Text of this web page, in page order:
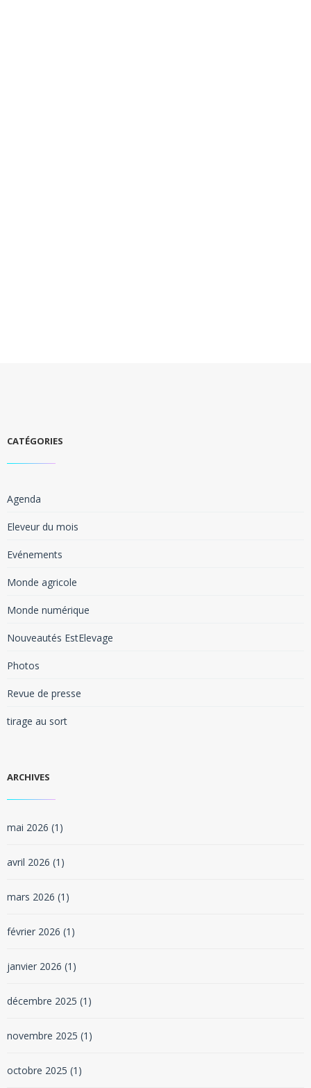
CATÉGORIES
Agenda
Eleveur du mois
Evénements
Monde agricole
Monde numérique
Nouveautés EstElevage
Photos
Revue de presse
tirage au sort
ARCHIVES
mai 2026 (1)
avril 2026 (1)
mars 2026 (1)
février 2026 (1)
janvier 2026 (1)
décembre 2025 (1)
novembre 2025 (1)
octobre 2025 (1)